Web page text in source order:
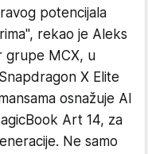
potencijala
rekao je Aleks
grupe MCX, u
X Elite
osnažuje AI
Art 14, za
Ne samo